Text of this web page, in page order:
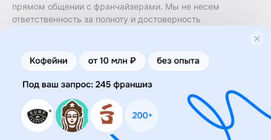
прямом общении с франчайзерами. Мы не несем
ответственность за полноту и достоверность
финансовые услуги. Заключение договоров
коммерческой концессии (франчайзинга) осуществляется
правообладателями/их представителями. Бизнесменс.ру
не является посредником или представителем
правообладателя и не несет ответственность за условия
предоставления франшизы и действия лиц,
осуществленные на основании информации, имеющейся